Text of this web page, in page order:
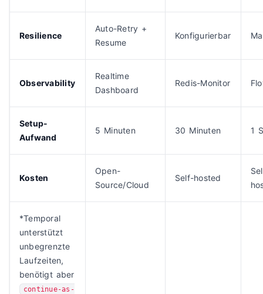
Resilience
Auto-Retry +
Resume
Konfigurierbar
Observability
Realtime
Dashboard
Redis-Monitor
Setup-
Aufwand
5 Minuten 30 Minuten 1
Kosten
Open-
Source/Cloud
Self-hosted
*Temporal
unterstützt
unbegrenzte
Laufzeiten,
benötigt aber
continue-as-